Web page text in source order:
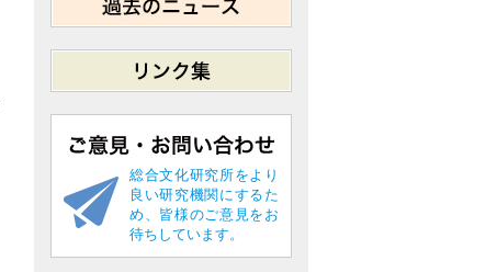
総合文化研究所をより
良い研究機関にするた
め、皆様のご意見をお
待ちしています。